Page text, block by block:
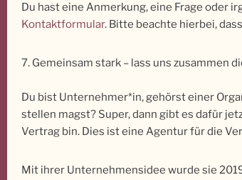
Du hast eine Anmerkung, eine Frage oder
Kontaktformular. Bitte beachte hierbei,
7. Gemeinsam stark – lass uns zusammen
Du bist Unternehmer*in, gehörst einer
stellen magst? Super, dann gibt es dafür
Vertrag bin. Dies ist eine Agentur für die
Mit ihrer Unternehmensidee wurde sie